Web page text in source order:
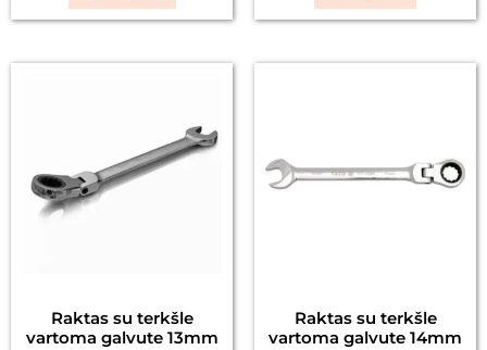
Raktas su terkšle
vartoma galvute 13mm
Raktas su terkšle
vartoma galvute 14mm